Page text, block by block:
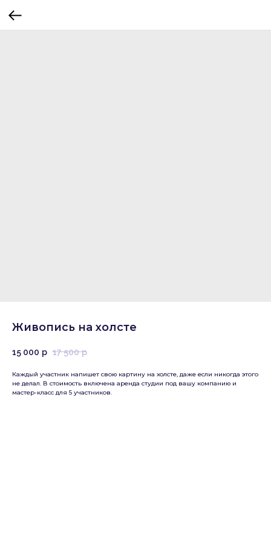
Живопись на холсте
15 000 р 17 500 р
Каждый участник напишет свою картину на холсте, даже если никогда этого
не делал. В стоимость включена аренда студии под вашу компанию и
мастер-класс для 5 участников.